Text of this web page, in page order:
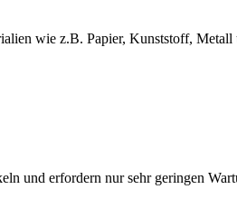
wie z.B. Papier, Kunststoff,
und erfordern nur sehr geringen